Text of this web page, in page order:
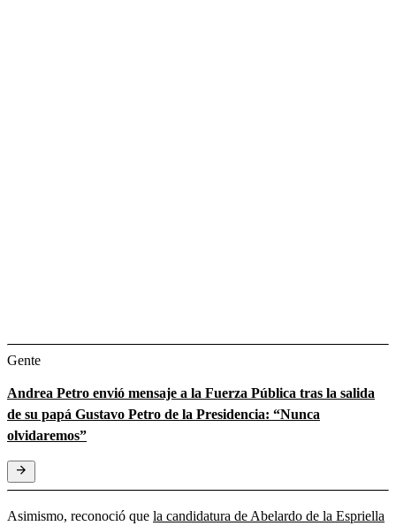
Gente
Andrea Petro envió mensaje a la Fuerza Pública tras la salida
de su papá Gustavo Petro de la Presidencia: “Nunca
olvidaremos”
Asimismo, reconoció que la candidatura de Abelardo de la Espriella